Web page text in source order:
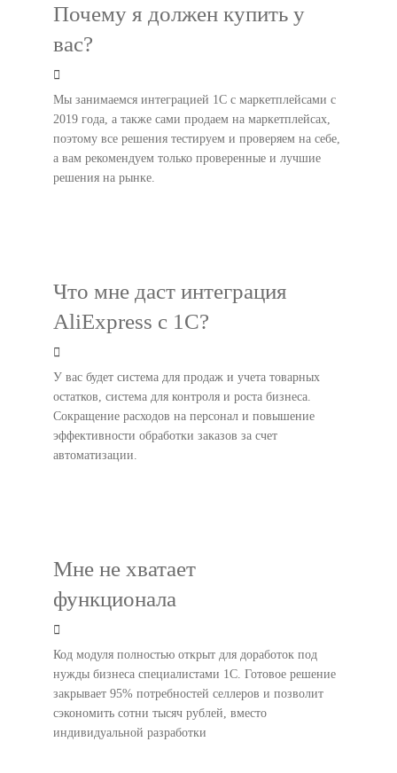
Почему я должен купить у
вас?
Мы занимаемся интеграцией 1С с маркетплейсами с
2019 года, а также сами продаем на маркетплейсах,
поэтому все решения тестируем и проверяем на себе,
а вам рекомендуем только проверенные и лучшие
решения на рынке.
Что мне даст интеграция
AliExpress с 1С?
У вас будет система для продаж и учета товарных
остатков, система для контроля и роста бизнеса.
Сокращение расходов на персонал и повышение
эффективности обработки заказов за счет
автоматизации.
Мне не хватает
функционала
Код модуля полностью открыт для доработок под
нужды бизнеса специалистами 1С. Готовое решение
закрывает 95% потребностей селлеров и позволит
сэкономить сотни тысяч рублей, вместо
индивидуальной разработки